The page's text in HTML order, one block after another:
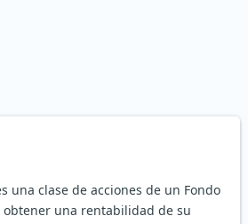
una clase de acciones de un Fondo
una rentabilidad de su